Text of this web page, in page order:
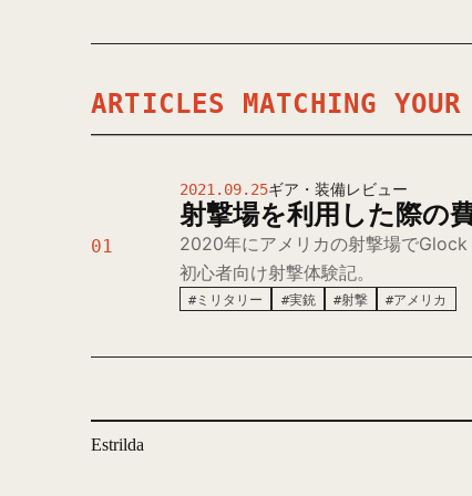
ARTICLES MATCHING YOUR
01
2021.09.25ギア・装備レビュー
射撃場を利用した際の
2020年にアメリカの射撃場でGlock
初心者向け射撃体験記。
#ミリタリー #実銃 #射撃 #アメリカ
Estrilda